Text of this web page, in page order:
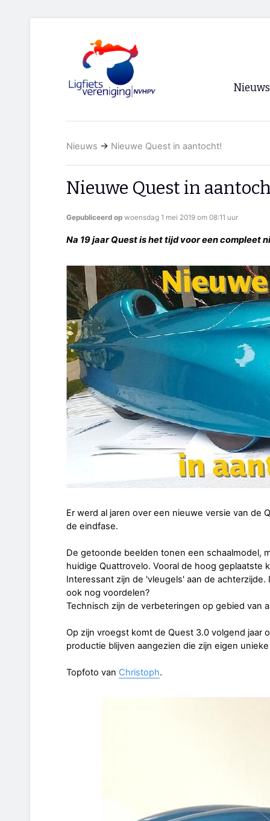
Nieuws
Nieuws → Nieuwe Quest in aantocht!
Nieuwe Quest in
Gepubliceerd op woensdag 1 mei 2019 om 08:11 uur
Na 19 jaar Quest is het tijd voor een compleet
Er werd al jaren over een nieuwe versie van de
de eindfase.
De getoonde beelden tonen een schaalmodel,
huidige Quattrovelo. Vooral de hoog geplaatste
Interessant zijn de 'vleugels' aan de
ook nog voordelen?
Technisch zijn de verbeteringen op gebied van
Op zijn vroegst komt de Quest 3.0 volgend jaar
productie blijven aangezien die zijn eigen
Topfoto van Christoph.